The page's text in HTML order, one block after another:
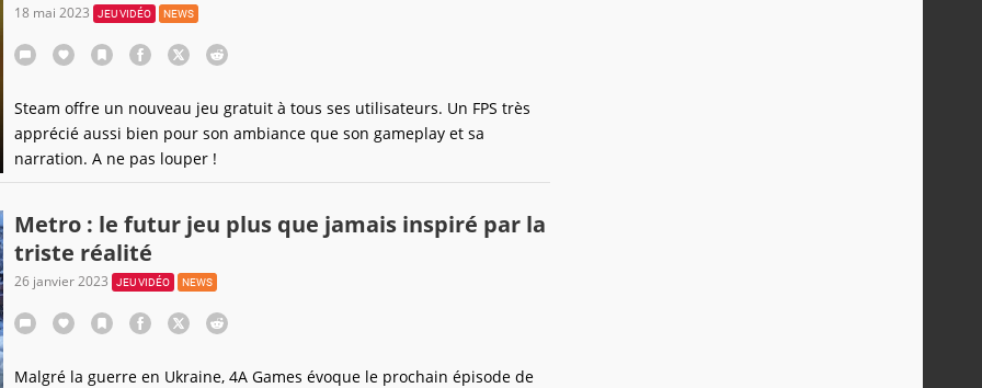
18 mai 2023 JEU VIDÉO NEWS
Steam offre un nouveau jeu gratuit à tous ses utilisateurs. Un FPS très
apprécié aussi bien pour son ambiance que son gameplay et sa
narration. A ne pas louper !
Metro : le futur jeu plus que jamais inspiré par la
triste réalité
26 janvier 2023 JEU VIDÉO NEWS
Malgré la guerre en Ukraine, 4A Games évoque le prochain épisode de